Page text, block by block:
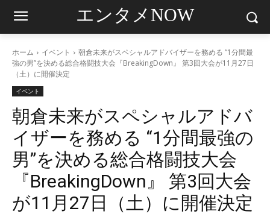
エンタメNOW
ホーム イベント
朝倉未来がスペシャルアドバイザーを務める “1分間最
強の男”を決める総合格闘技大会『BreakingDown』 第3回大会が11月27日
（土）に開催決定
イベント
朝倉未来がスペシャルアドバ
イザーを務める “1分間最強の
男”を決める総合格闘技大会
『BreakingDown』 第3回大会
が11月27日（土）に開催決定